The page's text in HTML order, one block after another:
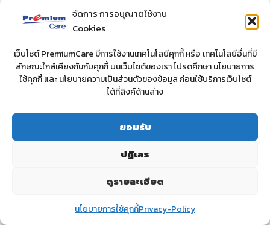
จัดการ การอนุญาตใช้งาน
Cookies
เว็บไซต์ PremiumCare มีการใช้งานเทคโนโลยีคุกกี้ หรือ เทคโนโลยีอื่นที่มี
ลักษณะใกล้เคียงกันกับคุกกี้ บนเว็บไซต์ของเรา โปรดศึกษา นโยบายการ
ใช้คุกกี้ และ นโยบายความเป็นส่วนตัวของข้อมูล ก่อนใช้บริการเว็บไซต์
ได้ที่ลิงค์ด้านล่าง
ยอมรับ
ปฏิเสธ
ดูรายละเอียด
นโยบายการใช้คุกกี้Privacy-Policy